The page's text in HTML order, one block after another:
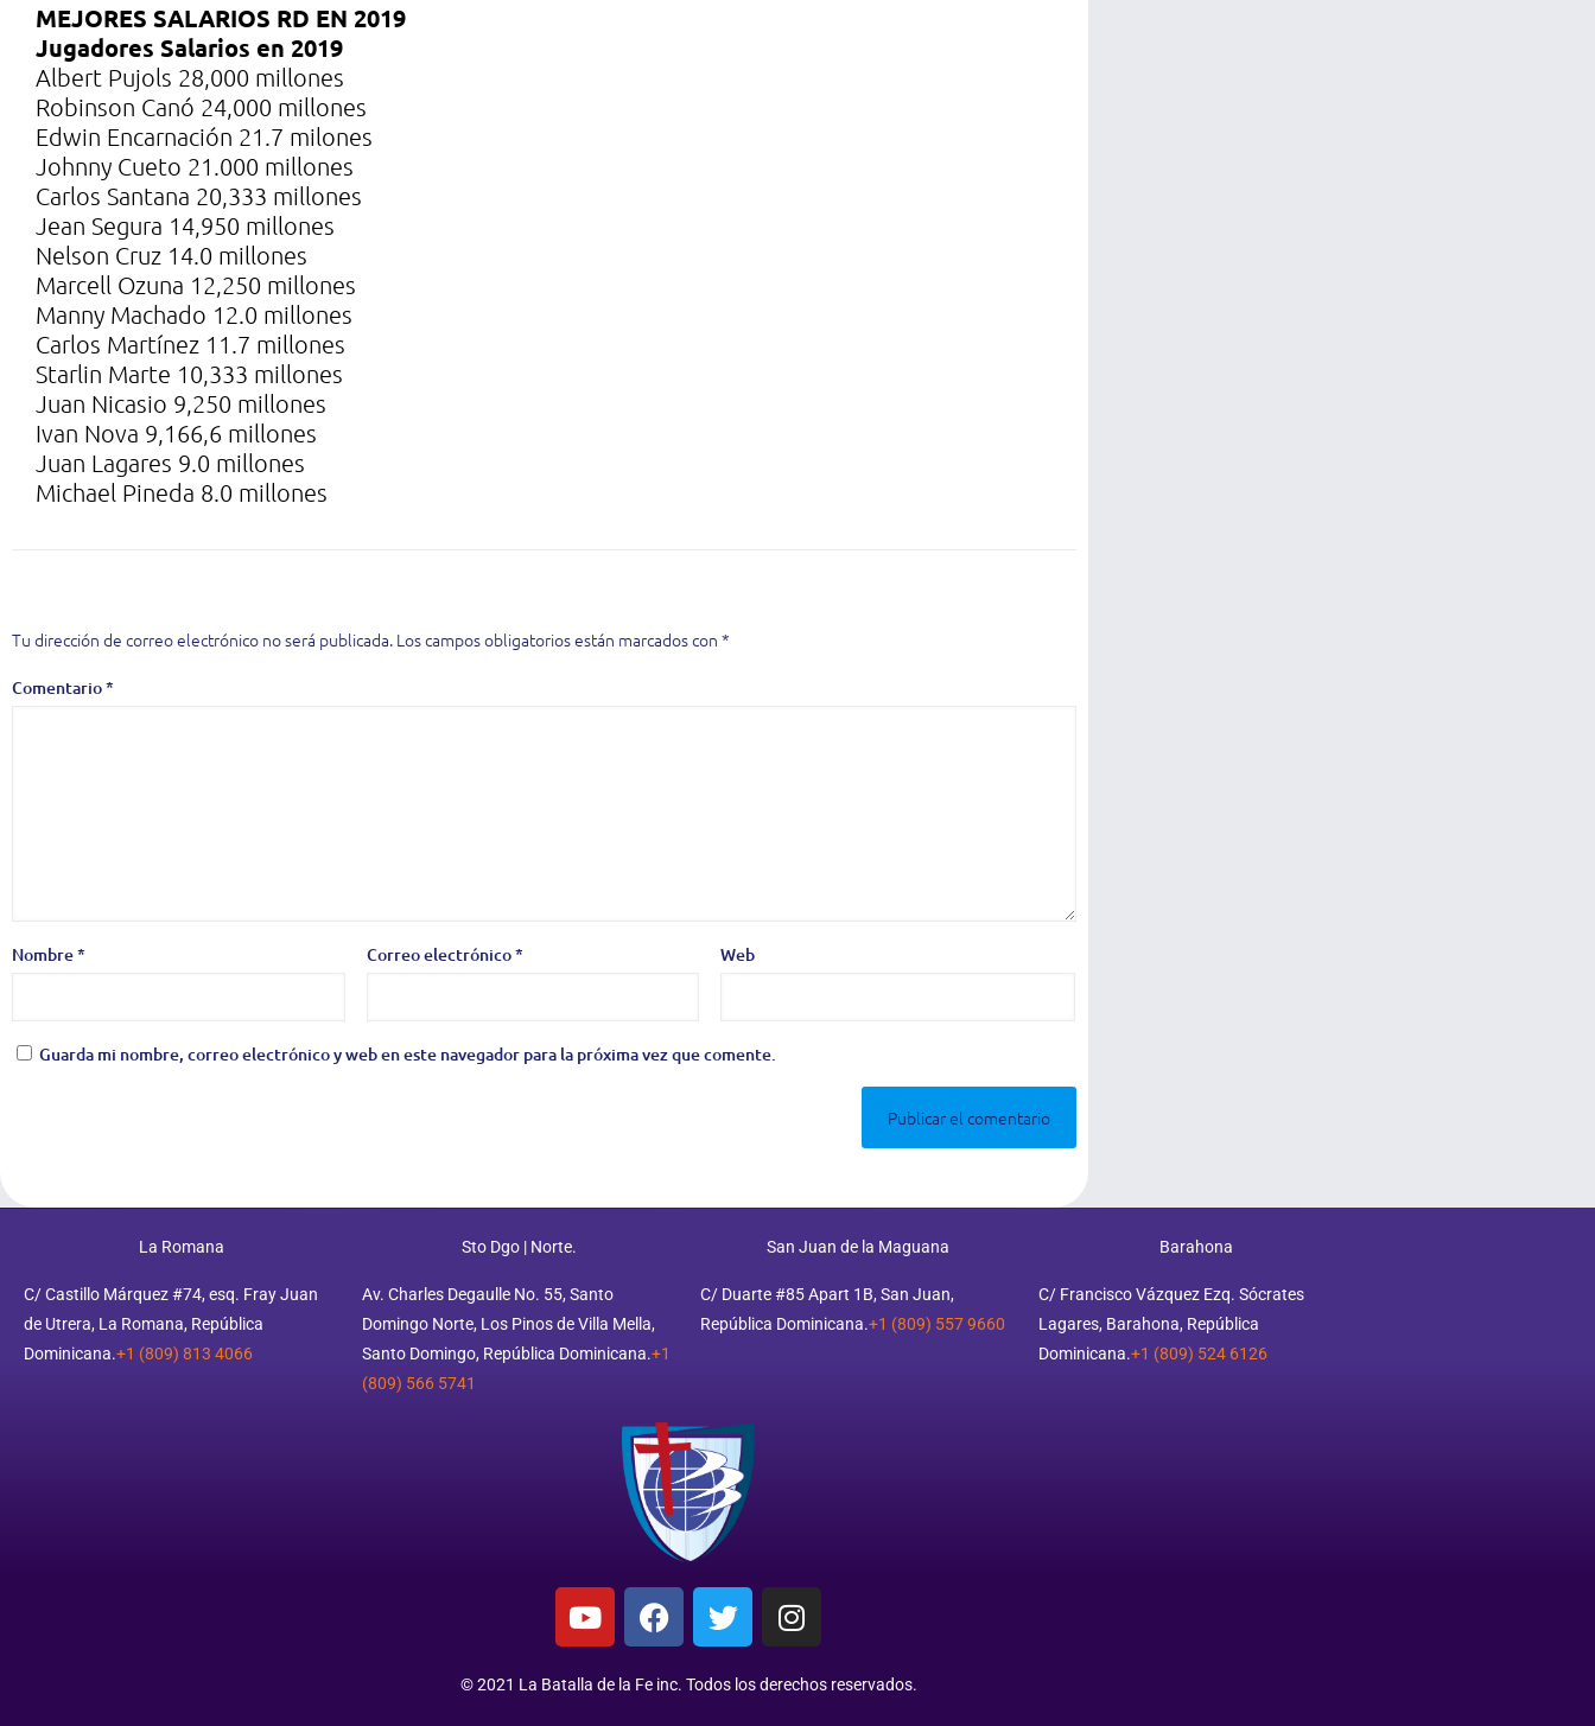
MEJORES SALARIOS RD EN 2019
Jugadores Salarios en 2019
Albert Pujols 28,000 millones
Robinson Canó 24,000 millones
Edwin Encarnación 21.7 milones
Johnny Cueto 21.000 millones
Carlos Santana 20,333 millones
Jean Segura 14,950 millones
Nelson Cruz 14.0 millones
Marcell Ozuna 12,250 millones
Manny Machado 12.0 millones
Carlos Martínez 11.7 millones
Starlin Marte 10,333 millones
Juan Nicasio 9,250 millones
Ivan Nova 9,166,6 millones
Juan Lagares 9.0 millones
Michael Pineda 8.0 millones
Tu dirección de correo electrónico no será publicada. Los campos obligatorios están marcados con *
Comentario*
Nombre* Correo electrónico* Web
Guarda mi nombre, correo electrónico y web en este navegador para la próxima vez que comente.
La Romana
C/ Castillo Márquez #74, esq. Fray Juan
de Utrera, La Romana, República
Dominicana.+1 (809) 813 4066
Sto Dgo | Norte.
Av. Charles Degaulle No. 55, Santo
Domingo Norte, Los Pinos de Villa Mella,
Santo Domingo, República Dominicana.+1
(809) 566 5741
San Juan de la Maguana
C/ Duarte #85 Apart 1B, San Juan,
República Dominicana.+1 (809) 557 9660
Barahona
C/ Francisco Vázquez Ezq. Sócrates
Lagares, Barahona, República
Dominicana.+1 (809) 524 6126
© 2021 La Batalla de la Fe inc. Todos los derechos reservados.